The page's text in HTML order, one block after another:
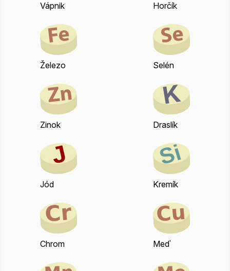
Vápnik Horčík
Železo Selén
Zinok Draslík
Jód Kremík
Chrom Meď